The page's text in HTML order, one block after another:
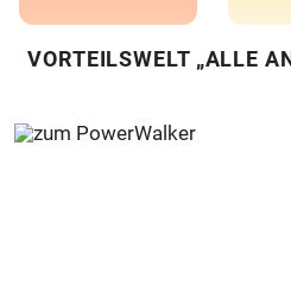
VORTEILSWELT „ALLE